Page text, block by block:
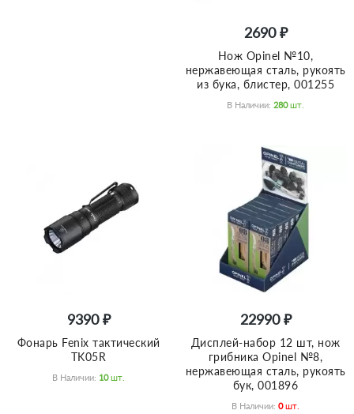
2690 ₽
Нож Opinel №10,
нержавеющая сталь, рукоять
из бука, блистер, 001255
В Наличии: 280 Шт.
9390 ₽
Фонарь Fenix тактический
TK05R
В Наличии: 10 Шт.
22990 ₽
Дисплей-набор 12 шт, нож
грибника Opinel №8,
нержавеющая сталь, рукоять
бук, 001896
В Наличии: 0 Шт.